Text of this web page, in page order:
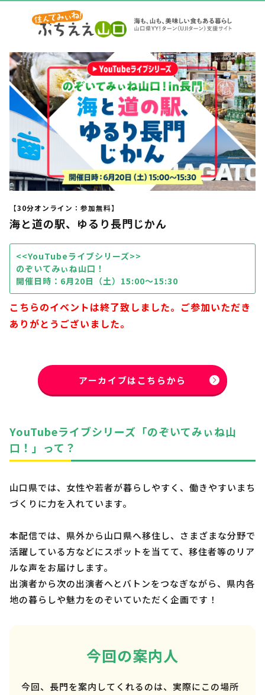
【30分オンライン：参加無料】
海と道の駅、ゆるり長門じかん
<<YouTubeライブシリーズ>>
のぞいてみぃね山口！
開催日時：6月20日（土）15:00〜15:30
こちらのイベントは終了致しました。ご参加いただき
ありがとうございました。
アーカイブはこちらから
YouTubeライブシリーズ「のぞいてみぃね山
口！」って？
山口県では、女性や若者が暮らしやすく、働きやすいまち
づくりに力を入れています。
本配信では、県外から山口県へ移住し、さまざまな分野で
活躍している方などにスポットを当てて、移住者等のリア
ルな声をお届けします。
出演者から次の出演者へとバトンをつなぎながら、県内各
地の暮らしや魅力をのぞいていただく企画です！
今回の案内人
今回、長門を案内してくれるのは、実際にこの場所